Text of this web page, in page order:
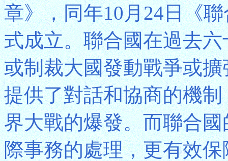
章》，同年10月24日《
式成立。聯合國在過去
或制裁大國發動戰爭或
提供了對話和協商的機
界大戰的爆發。而聯合
際事務的處理，更有效